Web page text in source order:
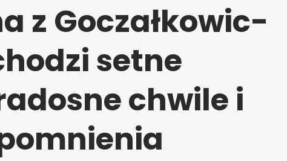
z Goczałkowic-
setne
chwile i